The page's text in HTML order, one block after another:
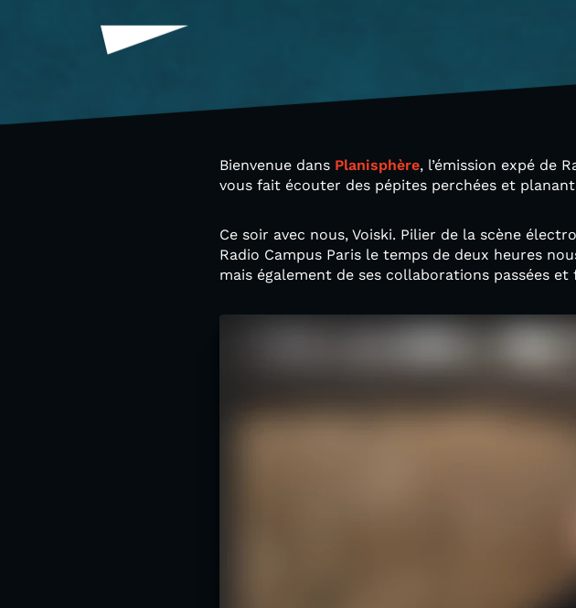
Bienvenue dans Planisphère, l’émission expé de
vous fait écouter des pépites perchées et
Ce soir avec nous, Voiski. Pilier de la scène
Radio Campus Paris le temps de deux heures
mais également de ses collaborations passées et